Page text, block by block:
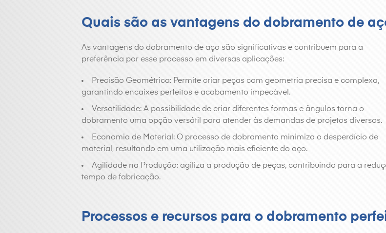
Quais são as vantagens do dobramento de
As vantagens do dobramento de aço são significativas e contribuem para a
preferência por esse processo em diversas aplicações:
Precisão Geométrica: Permite criar peças com geometria precisa e complexa,
garantindo encaixes perfeitos e acabamento impecável.
Versatilidade: A possibilidade de criar diferentes formas e ângulos torna o
dobramento uma opção versátil para atender às demandas de projetos diversos.
Economia de Material: O processo de dobramento minimiza o desperdício de
material, resultando em uma utilização mais eficiente do aço.
Agilidade na Produção: agiliza a produção de peças, contribuindo para a
tempo de fabricação.
Processos e recursos para o dobramento